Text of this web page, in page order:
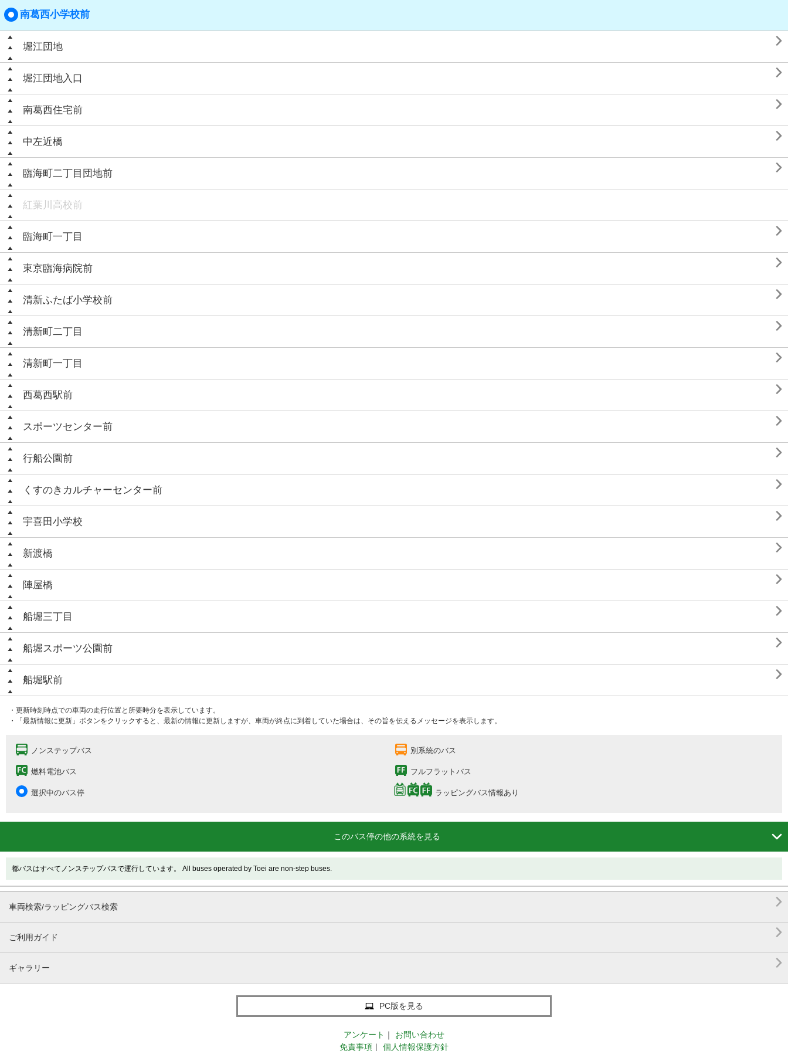
南葛西小学校前
堀江団地 
堀江団地入口 
南葛西住宅前 
中左近橋 
臨海町二丁目団地前 
紅葉川高校前
臨海町一丁目 
東京臨海病院前 
清新ふたば小学校前 
清新町二丁目 
清新町一丁目 
西葛西駅前 
スポーツセンター前 
行船公園前 
くすのきカルチャーセンター前 
宇喜田小学校 
新渡橋 
陣屋橋 
船堀三丁目 
船堀スポーツ公園前 
船堀駅前 
・更新時刻時点での車両の走行位置と所要時分を表示しています。
・「最新情報に更新」ボタンをクリックすると、最新の情報に更新しますが、車両が終点に到着していた場合は、その旨を伝えるメッセージを表示します。
ノンステップバス 別系統のバス
燃料電池バス フルフラットバス
選択中のバス停 ラッピングバス情報あり
このバス停の他の系統を見る 
都バスはすべてノンステップバスで運行しています。 All buses operated by Toei are non-step buses.
車両検索/ラッピングバス検索 
ご利用ガイド 
ギャラリー 
PC版を見る
アンケート ｜
お問い合わせ
免責事項 ｜ 個人情報保護方針